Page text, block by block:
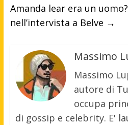
Amanda lear era un
nell’intervista a Belve →
Massimo
Massimo
autore di
occupa
di gossip e celebrity. E'